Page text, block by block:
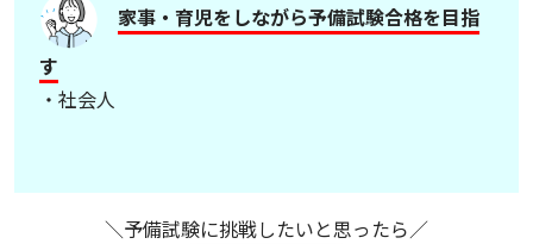
家事・育児をしながら予備試験合格を目指
す
・社会人
＼予備試験に挑戦したいと思ったら／